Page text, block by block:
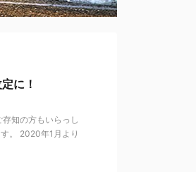
に！
知の方もいらっし
。 2020年1月より